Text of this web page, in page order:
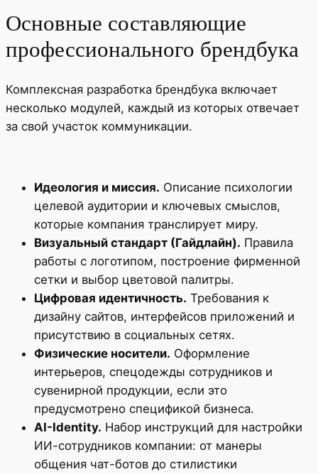
Основные составляющие
профессионального брендбука
Комплексная разработка брендбука включает
несколько модулей, каждый из которых отвечает
за свой участок коммуникации.
Идеология и миссия. Описание психологии
целевой аудитории и ключевых смыслов,
которые компания транслирует миру.
Визуальный стандарт (Гайдлайн). Правила
работы с логотипом, построение фирменной
сетки и выбор цветовой палитры.
Цифровая идентичность. Требования к
дизайну сайтов, интерфейсов приложений и
присутствию в социальных сетях.
Физические носители. Оформление
интерьеров, спецодежды сотрудников и
сувенирной продукции, если это
предусмотрено спецификой бизнеса.
AI-Identity. Набор инструкций для настройки
ИИ-сотрудников компании: от манеры
общения чат-ботов до стилистики